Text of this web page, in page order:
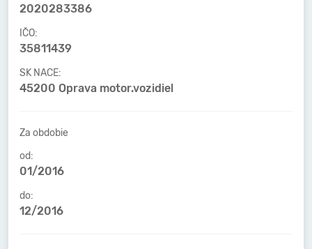
2020283386
IČO:
35811439
SK NACE:
45200 Oprava motor.vozidiel
Za obdobie
od:
01/2016
do:
12/2016